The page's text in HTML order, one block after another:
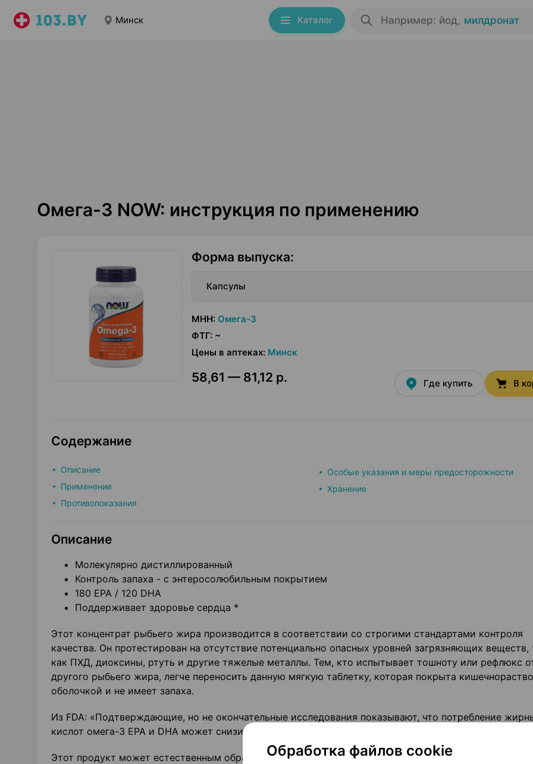
Минск Каталог Например: йод, милдронат
Омега-3 NOW: инструкция по применению
Форма выпуска:
Капсулы
МНН: Омега-3
ФТГ: ~
Цены в аптеках: Минск
58,61 — 81,12 р. Где купить В
Содержание
Описание
Применение
Противопоказания
Особые указания и меры предосторожности
Хранение
Описание
Молекулярно дистиллированный
Контроль запаха - с энтеросолюбильным покрытием
180 EPA / 120 DHA
Поддерживает здоровье сердца *
Этот концентрат рыбьего жира производится в соответствии со строгими стандартами контроля
качества. Он протестирован на отсутствие потенциально опасных уровней загрязняющих веществ,
как ПХД, диоксины, ртуть и другие тяжелые металлы. Тем, кто испытывает тошноту или рефлюкс
другого рыбьего жира, легче переносить данную мягкую таблетку, которая покрыта
оболочкой и не имеет запаха.
Из FDA: «Подтверждающие, но не окончательные исследования показывают, что потребление
кислот омега-3 EPA и DHA может снизить риск ишемической болезни сердца».
Этот продукт может естественным образом изменить цвет.Обработка файлов cookie